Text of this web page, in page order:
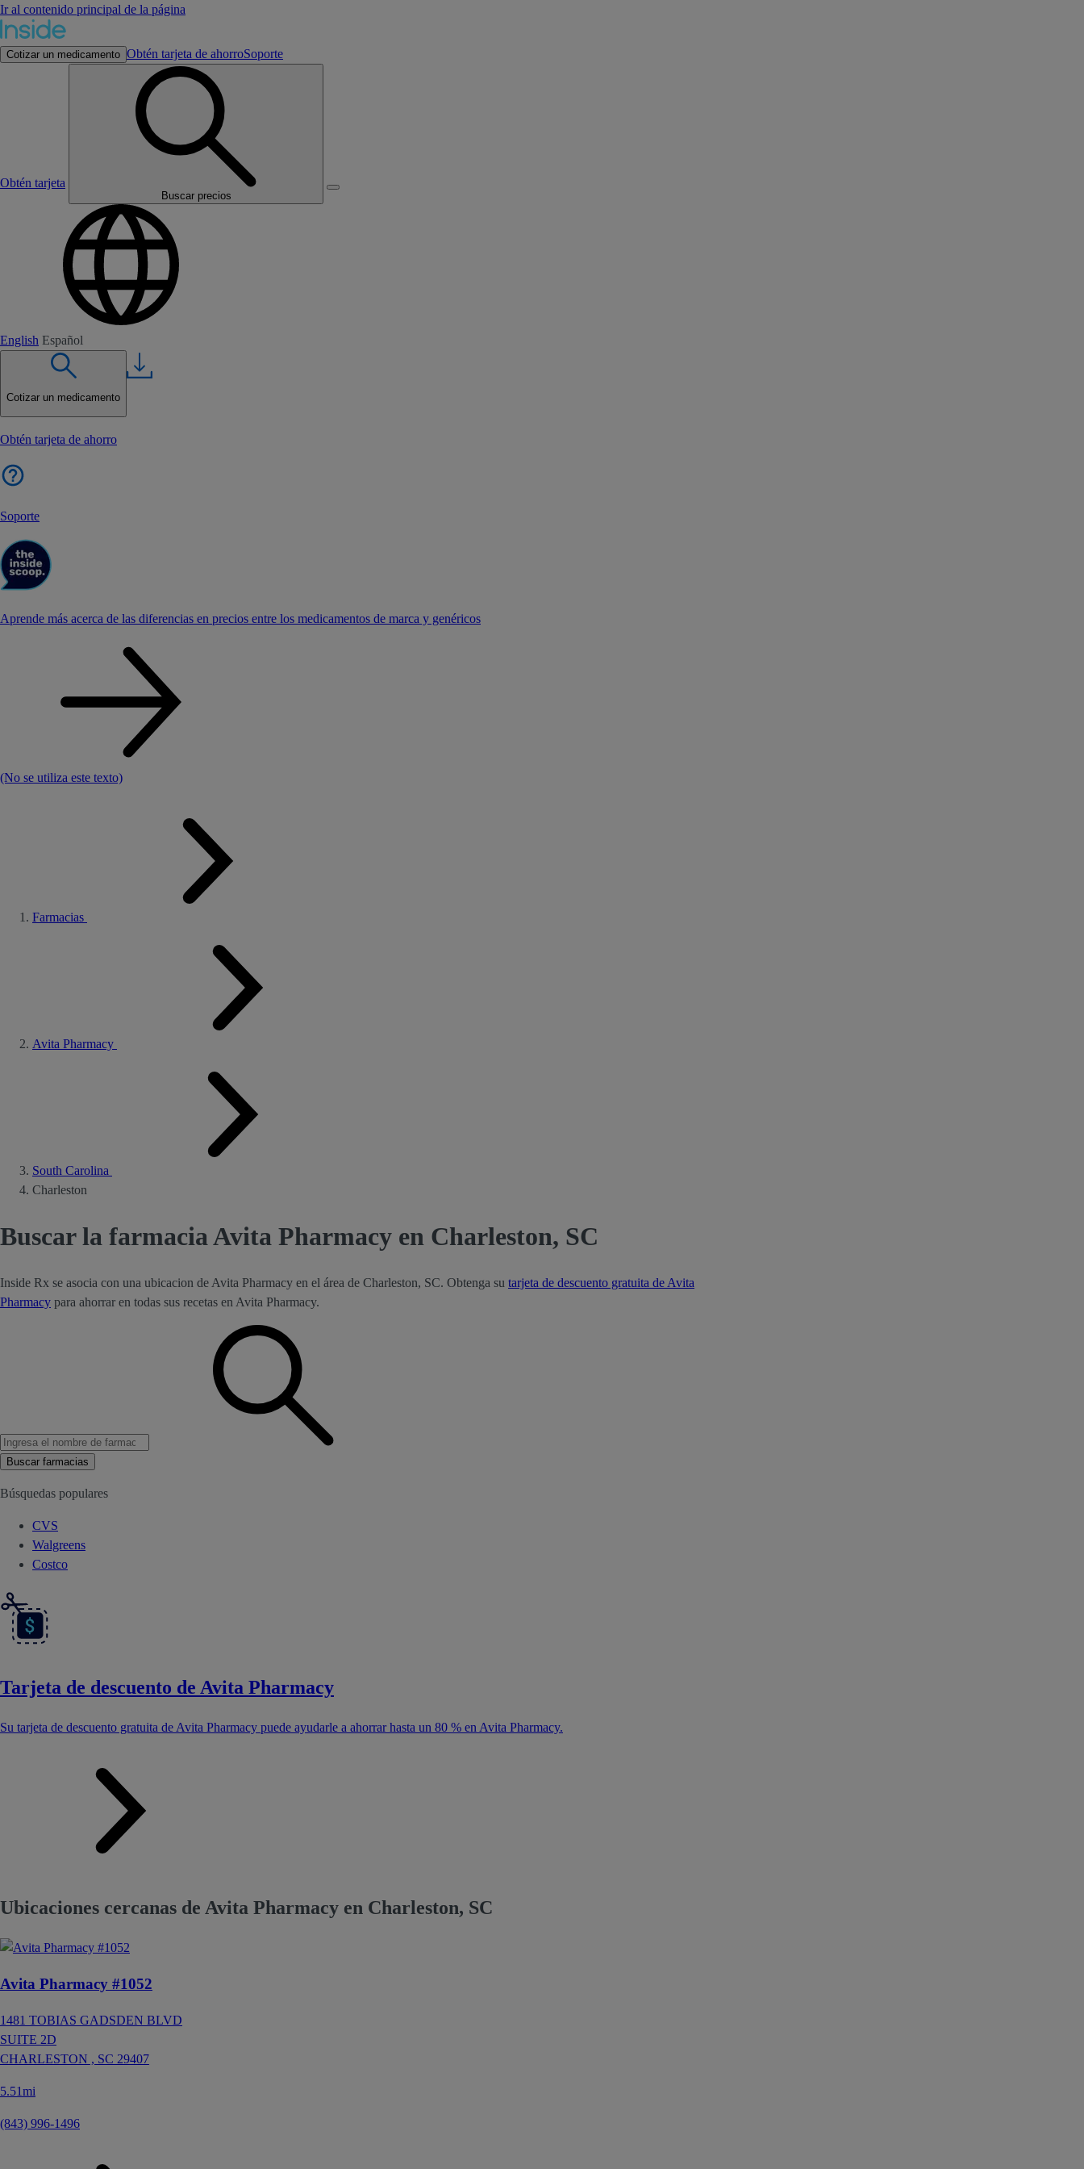
Ir al contenido principal de la página
Cotizar un medicamento Obtén tarjeta de ahorroSoporte
Obtén tarjeta
Buscar precios
English Español
Cotizar un medicamento
Obtén tarjeta de ahorro
Soporte
Aprende más acerca de las diferencias en precios entre los medicamentos de marca y genéricos
(No se utiliza este texto)
Farmacias
Avita Pharmacy
South Carolina
Charleston
Buscar la farmacia Avita Pharmacy en Charleston, SC
Inside Rx se asocia con una ubicacion de Avita Pharmacy en el área de Charleston, SC. Obtenga su tarjeta de descuento gratuita de Avita
Pharmacy para ahorrar en todas sus recetas en Avita Pharmacy.
Buscar farmacias
Búsquedas populares
CVS
Walgreens
Costco
Tarjeta de descuento de Avita Pharmacy
Su tarjeta de descuento gratuita de Avita Pharmacy puede ayudarle a ahorrar hasta un 80 % en Avita Pharmacy.
Ubicaciones cercanas de Avita Pharmacy en Charleston, SC
Avita Pharmacy #1052
1481 TOBIAS GADSDEN BLVD
SUITE 2D
CHARLESTON , SC 29407
5.51mi
(843) 996-1496